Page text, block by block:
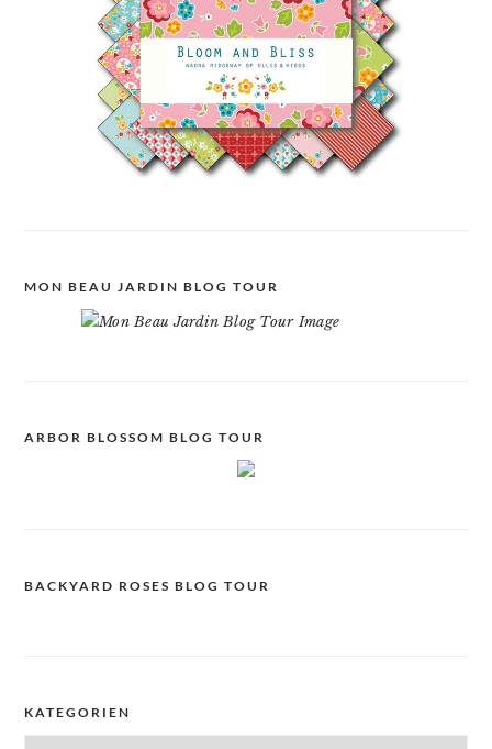
MON BEAU JARDIN BLOG TOUR
ARBOR BLOSSOM BLOG TOUR
BACKYARD ROSES BLOG TOUR
KATEGORIEN